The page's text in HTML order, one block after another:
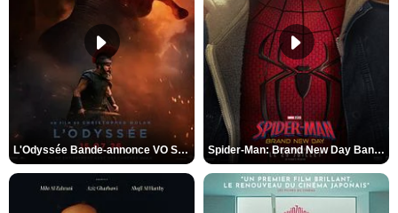
L'Odyssée Bande-annonce VO STFR Spider-Man: Brand New Day Bande-annonce VO STFR